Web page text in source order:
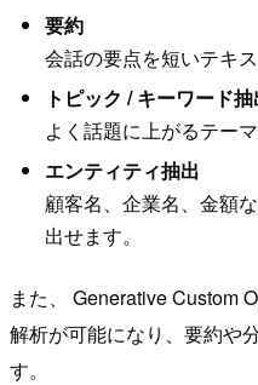
要約
会話の要点を短いテキ
トピック / キーワード抽
よく話題に上がるテー
エンティティ抽出
顧客名、企業名、金額
出せます。
また、 Generative Custom
解析が可能になり、要約や
す。